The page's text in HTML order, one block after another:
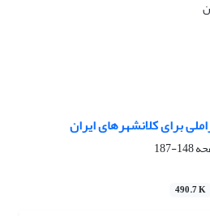
برای کلانشهرهای ایران
148-187
490.7 K